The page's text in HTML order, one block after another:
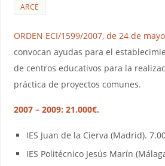
ARCE
ORDEN ECI/1599/2007, de 24 de mayo
convocan ayudas para el
de centros educativos para la
práctica de proyectos comunes.
2007 – 2009: 21.000€.
IES Juan de la Cierva (Madrid).
IES Politécnico Jesús Marín